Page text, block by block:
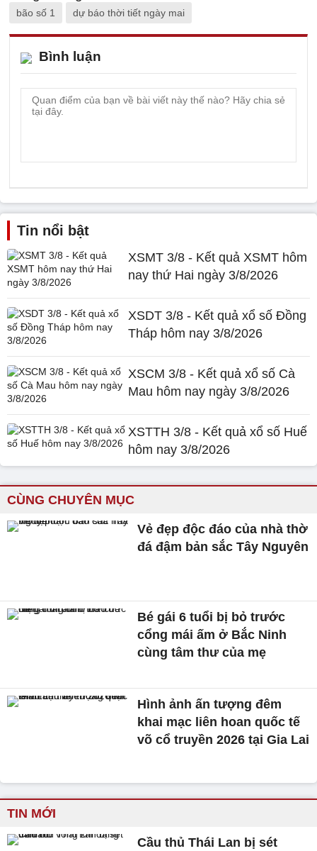
bão số 1 dự báo thời tiết ngày mai
Bình luận
Tin nổi bật
XSMT 3/8 - Kết quả XSMT hôm
nay thứ Hai ngày 3/8/2026
XSDT 3/8 - Kết quả xổ số Đồng
Tháp hôm nay 3/8/2026
XSCM 3/8 - Kết quả xổ số Cà
Mau hôm nay ngày 3/8/2026
XSTTH 3/8 - Kết quả xổ số Huế
hôm nay 3/8/2026
CÙNG CHUYÊN MỤC
Vẻ đẹp độc đáo của nhà thờ
đá đậm bản sắc Tây Nguyên
Bé gái 6 tuổi bị bỏ trước
cổng mái ấm ở Bắc Ninh
cùng tâm thư của mẹ
Hình ảnh ấn tượng đêm
khai mạc liên hoan quốc tế
võ cổ truyền 2026 tại Gia Lai
TIN MỚI
Cầu thủ Thái Lan bị sét